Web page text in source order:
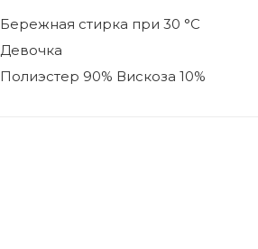
Бережная стирка при 30 °C
Девочка
Полиэстер 90% Вискоза 10%